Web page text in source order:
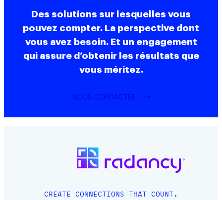
Des solutions sur lesquelles vous
pouvez compter. La perspective dont
vous avez besoin. Et un engagement
qui assure d’obtenir les résultats que
vous méritez.
NOUS CONTACTER
CREATE CONNECTIONS THAT COUNT.